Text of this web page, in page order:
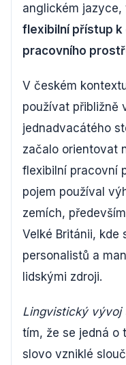
anglickém jazyce,
flexibilní přístup k
pracovního
V českém
používat přibližně
jednadvacátého
začalo orientovat
flexibilní pracovní
pojem používal
zemích,
Velké Británii, kde
personalistů a
lidskými zdroji.
Lingvistický vývoj
tím, že se jedná o
slovo vzniklé